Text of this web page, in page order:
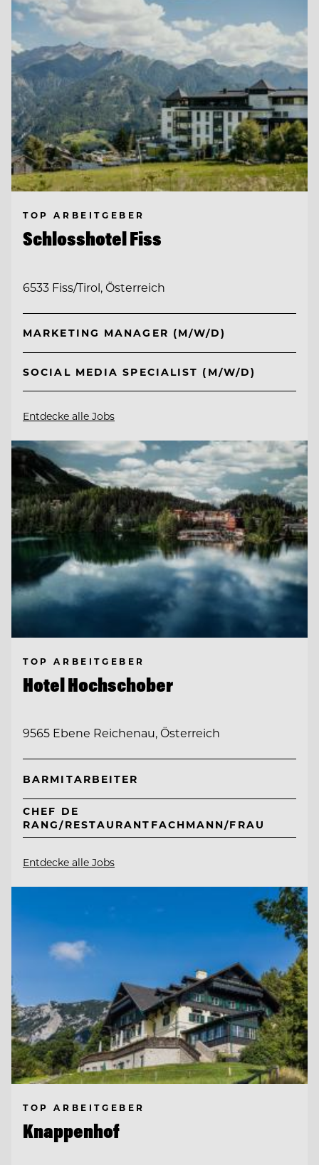
TOP ARBEITGEBER
Schlosshotel Fiss
6533 Fiss/Tirol, Österreich
MARKETING MANAGER (M/W/D)
SOCIAL MEDIA SPECIALIST (M/W/D)
Entdecke alle Jobs
TOP ARBEITGEBER
Hotel Hochschober
9565 Ebene Reichenau, Österreich
BARMITARBEITER
CHEF DE
RANG/RESTAURANTFACHMANN/FRAU
Entdecke alle Jobs
TOP ARBEITGEBER
Knappenhof